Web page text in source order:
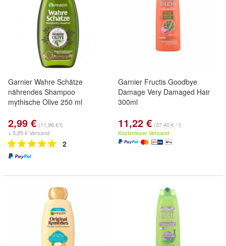
Garnier Wahre Schätze
nährendes Shampoo
mythische Olive 250 ml
2,99 € (11,96 €/l)
+ 5,95 € Versand
2
Garnier Fructis Goodbye
Damage Very Damaged Hair
300ml
11,22 € (37,40 € / l)
Kostenloser Versand